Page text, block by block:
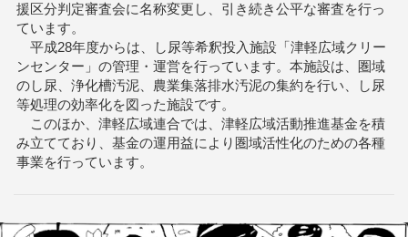
援区分判定審査会に名称変更し、引き続き公平な審査を行っ
ています。
平成28年度からは、し尿等希釈投入施設「津軽広域クリー
ンセンター」の管理・運営を行っています。本施設は、圏域
のし尿、浄化槽汚泥、農業集落排水汚泥の集約を行い、し尿
等処理の効率化を図った施設です。
このほか、津軽広域連合では、津軽広域活動推進基金を積
み立てており、基金の運用益により圏域活性化のための各種
事業を行っています。